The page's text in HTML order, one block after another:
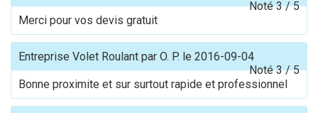
Noté3/5
Merci pour vos devis gratuit
Entreprise Volet Roulant par O. P. le 2016-09-04
Noté3/5
Bonne proximite et sur surtout rapide et professionnel